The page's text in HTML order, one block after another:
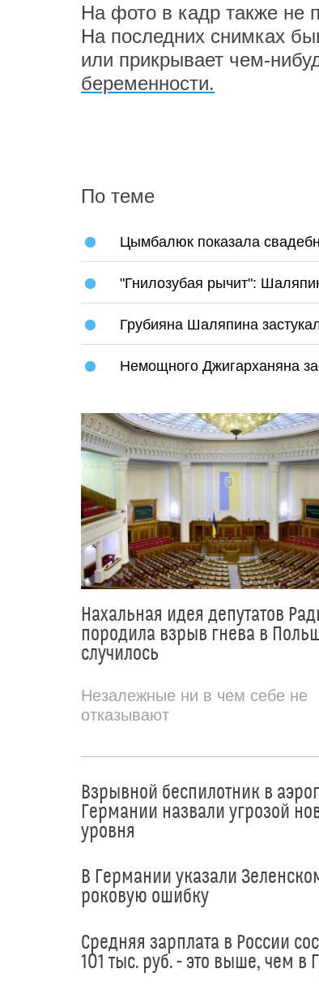
На фото в кадр также не
На последних снимках
или прикрывает чем-
беременности.
По теме
Цымбалюк показала
"Гнилозубая рычит":
Грубияна Шаляпина
Немощного Джигарханяна
Нахальная идея депутатов
породила взрыв гнева в
случилось
Незалежные ни в чем себе не
отказывают
Взрывной беспилотник в
Германии назвали угрозой
уровня
В Германии указали
роковую ошибку
Средняя зарплата в России
101 тыс. руб. - это выше, чем в